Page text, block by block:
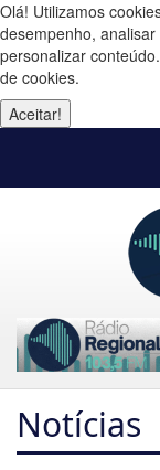
Olá! Utilizamos
desempenho,
personalizar
de cookies.
Aceitar!
Notícias